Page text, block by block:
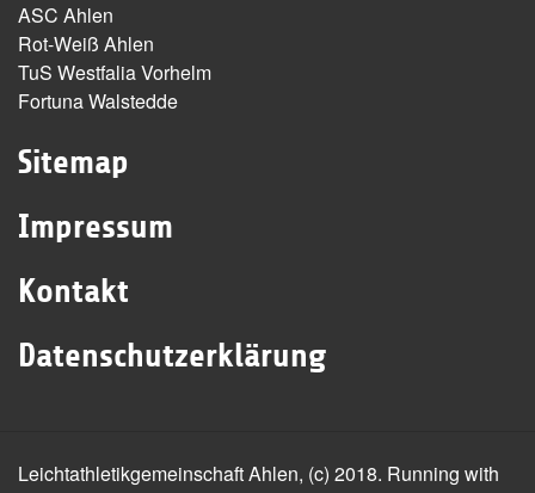
ASC Ahlen
Rot-Weiß Ahlen
TuS Westfalia Vorhelm
Fortuna Walstedde
Sitemap
Impressum
Kontakt
Datenschutzerklärung
Leichtathletikgemeinschaft Ahlen, (c) 2018. Running with